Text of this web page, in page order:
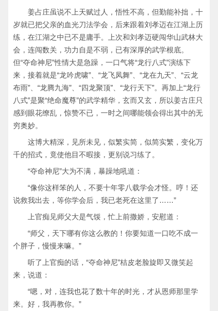
姜占庄虽说不上天赋过人，悟性不高，但勤能补拙，十
岁就已把父亲的血光刀法学会，后来跟着刘孝迈在江湖上历
练，在江湖之中已不是庸手。上次和刘孝迈硬闯华山武林大
会，连闯数关，功力自是不弱，已有深厚的武学根底。
但“夺命神尼”性情大是急躁，一口气将“龙行八式”演练下
来，接着就是“龙吟虎啸”、“龙飞凤舞”、“龙在九天”、“云龙
布雨”、“龙腾九海”、“四龙聚顶”、“龙行天下”。再加上“龙行
八式”是聚“绝命魔尊”的武学精华，玄而又玄，所以姜古庄只
感到眼花缭乱，惊赞不已，一时之间哪能领会得出其中的无
穷奥妙。
这博大精深，见所未见，似繁实简，似简实繁，变化万
千的招式，竟使他目不暇接，更别说习练了。
“夺命神尼”大为不满，暴躁地吼道：
“像你这样笨的人，不要十年零八载学会才怪。哼！还
说救我出去，等你学会后，我已老死在这里了……”
上官痴见师父大是气馁，忙上前撒娇，安慰道：
“师父，天下哪有你这么教的！你要知道一口吃不成一
个胖子，慢慢来嘛。”
听了上官痴的话，“夺命神尼”桔皮老脸旋即又微笑起
来，说道：
“嗯，对，连我也花了数十年的时光，才从恩师那里学
来。好，我再教你。”